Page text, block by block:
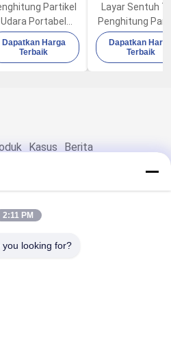
Partikel
Udara Portabel
Enam Saluran
100LPM Dengan
Thermal
Dapatkan Harga
Terbaik
Layar Sentuh
Penghitung
Debu 25um Di
Industri
Dapatkan
Terbaik
Kasus
Berita
Industri Suzhou, Jiangsu,
2:11 PM
looking for?